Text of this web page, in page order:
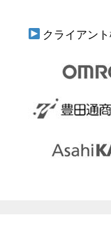
クライアント